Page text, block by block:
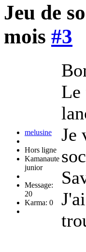
Jeu de
mois #3
melusine
Hors ligne
Kamanaute
junior
Message:
20
Karma: 0
Le
Je